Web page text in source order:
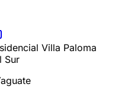
Villa Paloma
Sur